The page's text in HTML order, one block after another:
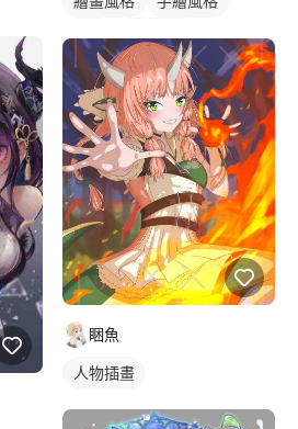
睏魚
人物插畫